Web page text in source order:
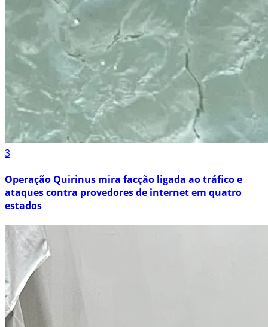
3
Operação Quirinus mira facção ligada ao tráfico e
ataques contra provedores de internet em quatro
estados